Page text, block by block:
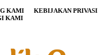
KAMI KEBIJAKAN PRIVASI
KAMI